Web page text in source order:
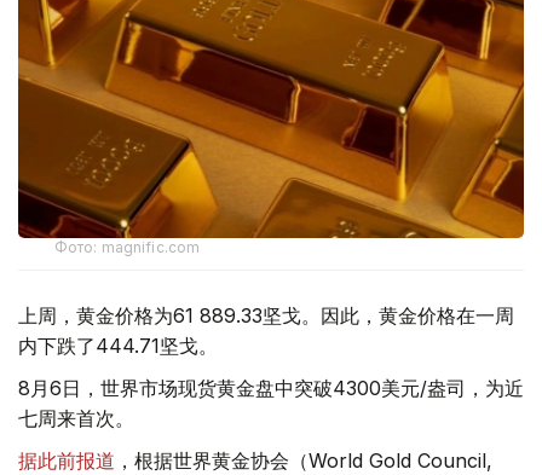
Фото: magnific.com
上周，黄金价格为61 889.33坚戈。因此，黄金价格在一周
内下跌了444.71坚戈。
8月6日，世界市场现货黄金盘中突破4300美元/盎司，为近
七周来首次。
据此前报道 ，根据世界黄金协会（World Gold Council,